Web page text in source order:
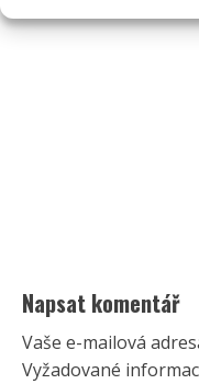
Napsat komentář
Vaše e-mailová
Vyžadované